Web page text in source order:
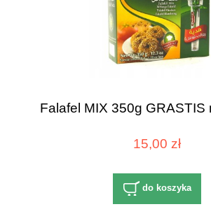
Falafel MIX 350g GRASTIS
15,00 zł
do koszyka